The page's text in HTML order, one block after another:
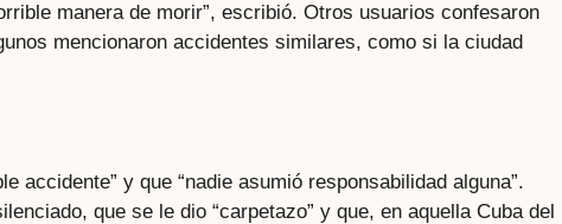
manera de morir”, escribió. Otros usuarios confesaron
mencionaron accidentes similares, como si la ciudad
accidente” y que “nadie asumió responsabilidad alguna”.
que se le dio “carpetazo” y que, en aquella Cuba del